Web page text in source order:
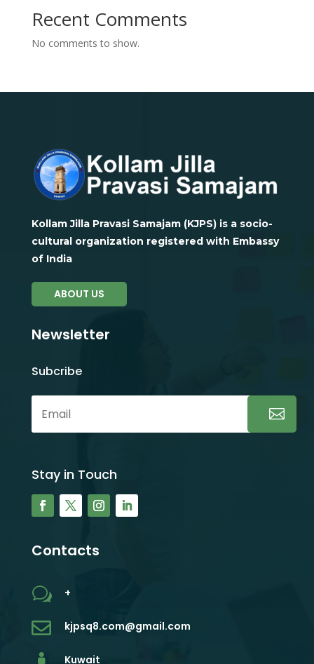
Recent Comments
No comments to show.
Kollam Jilla Pravasi Samajam (KJPS) is a socio-
cultural organization registered with Embassy
of India
ABOUT US
Newsletter
Subcribe
Stay in Touch
Contacts
w +
 kjpsq8.com@gmail.com
Kuwait